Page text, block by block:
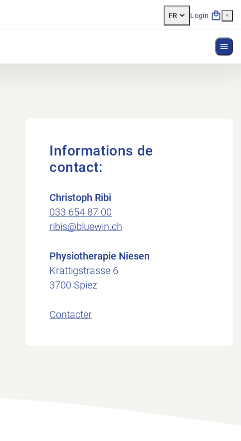
FR Login
Informations de
contact:
Christoph Ribi
033 654 87 00
ribis@bluewin.ch
Physiotherapie Niesen
Krattigstrasse 6
3700 Spiez
Contacter